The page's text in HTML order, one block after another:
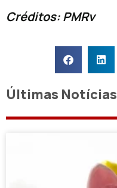
Créditos: PMRv
Últimas Notícias